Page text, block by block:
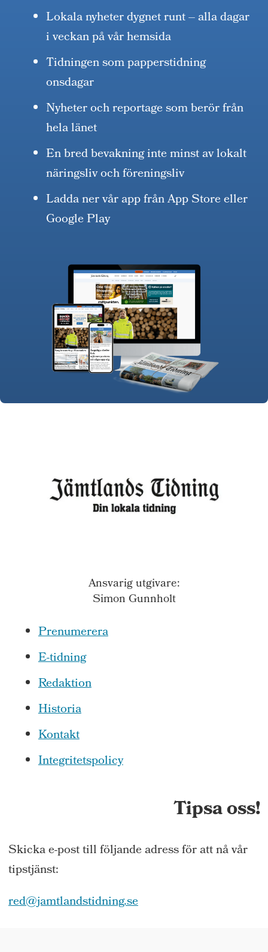
Lokala nyheter dygnet runt – alla dagar
i veckan på vår hemsida
Tidningen som papperstidning
onsdagar
Nyheter och reportage som berör från
hela länet
En bred bevakning inte minst av lokalt
näringsliv och föreningsliv
Ladda ner vår app från App Store eller
Google Play
Ansvarig utgivare:
Simon Gunnholt
Prenumerera
E-tidning
Redaktion
Historia
Kontakt
Integritetspolicy
Tipsa oss!
Skicka e-post till följande adress för att nå vår
tipstjänst:
red@jamtlandstidning.se